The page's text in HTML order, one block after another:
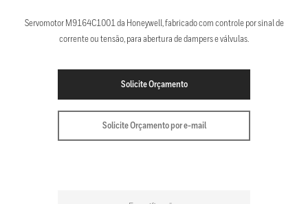
Servomotor M9164C1001 da Honeywell, fabricado com controle por sinal de
corrente ou tensão, para abertura de dampers e válvulas.
Solicite Orçamento
Solicite Orçamento por e-mail